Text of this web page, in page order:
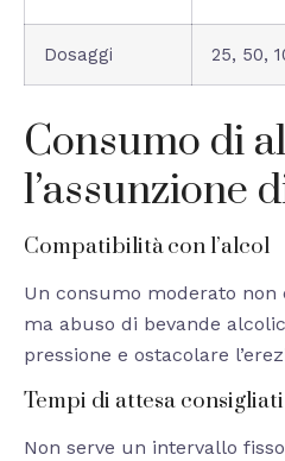
Dosaggi 25, 50,
Consumo di
l’assunzione
Compatibilità con l’alcol
Un consumo moderato non
ma abuso di bevande
pressione e ostacolare
Tempi di attesa consigliati
Non serve un intervallo